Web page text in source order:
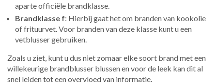
aparte officiële brandklasse.
Brandklasse f: Hierbij gaat het om branden van kookolie
of frituurvet. Voor branden van deze klasse kunt u een
vetblusser gebruiken.
Zoals u ziet, kunt u dus niet zomaar elke soort brand met een
willekeurige brandblusser blussen en voor de leek kan dit al
snel leiden tot een overvloed van informatie.